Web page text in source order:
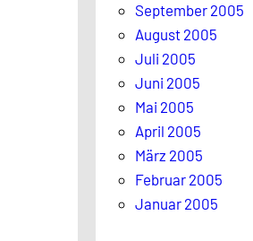
September 2005
August 2005
Juli 2005
Juni 2005
Mai 2005
April 2005
März 2005
Februar 2005
Januar 2005